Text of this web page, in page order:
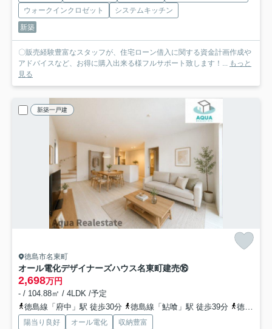
ウォークインクロゼット
システムキッチン
新築
〇販売経験豊富なスタッフが、住宅ローン借入に関する資金計画作成や
アドバイスなど、お得に購入出来る様フルサポート致します！... もっと
見る
新築一戸建
徳島市名東町
オール電化デザイナーズハウス名東町建売⑯
2,698万円
- / 104.88㎡ / 4LDK /予定
徳島線「府中」駅 徒歩30分
徳島線「鮎喰」駅 徒歩39分 徳島線「蔵本」駅 徒歩44分
陽当り良好 オール電化
収納豊富